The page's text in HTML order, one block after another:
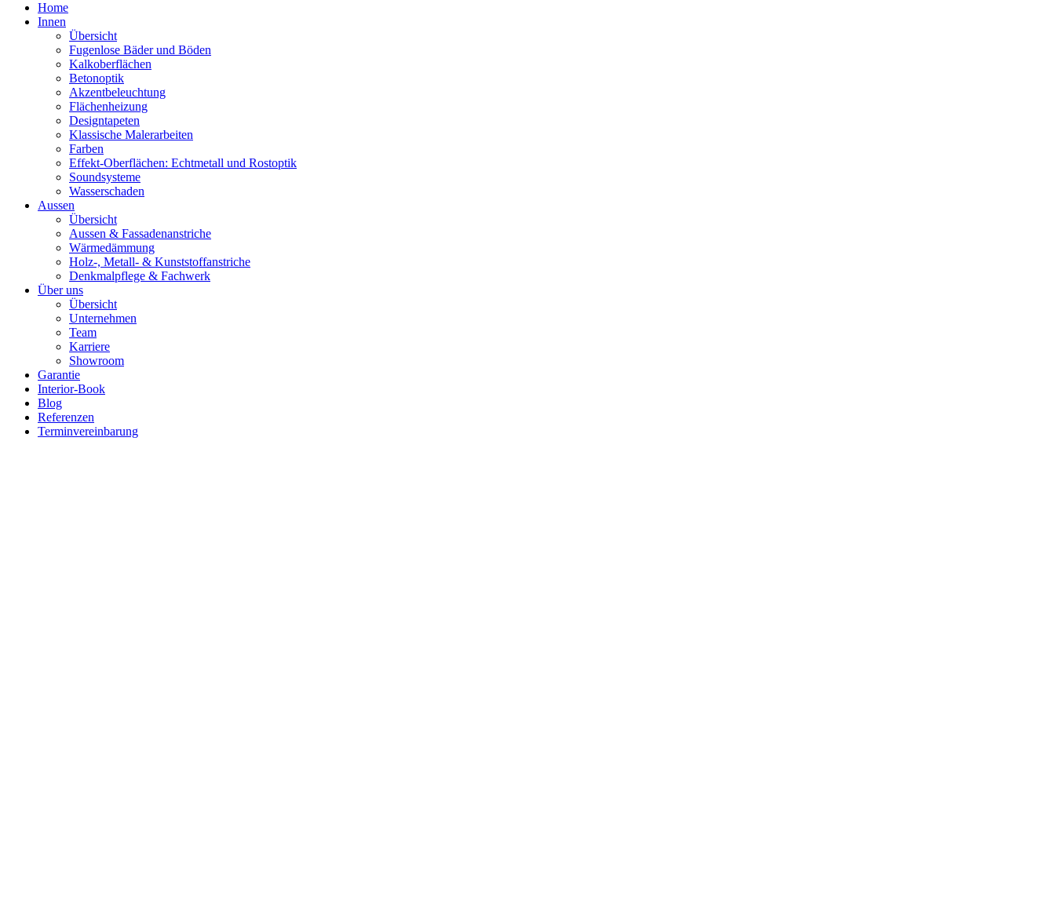
Home
Innen
Übersicht
Fugenlose Bäder und Böden
Kalkoberflächen
Betonoptik
Akzentbeleuchtung
Flächenheizung
Designtapeten
Klassische Malerarbeiten
Farben
Effekt-Oberflächen: Echtmetall und Rostoptik
Soundsysteme
Wasserschaden
Aussen
Übersicht
Aussen & Fassadenanstriche
Wärmedämmung
Holz-, Metall- & Kunststoffanstriche
Denkmalpflege & Fachwerk
Über uns
Übersicht
Unternehmen
Team
Karriere
Showroom
Garantie
Interior-Book
Blog
Referenzen
Terminvereinbarung